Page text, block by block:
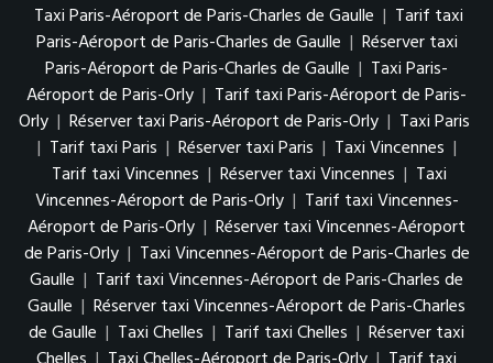
Taxi Paris-Aéroport de Paris-Charles de Gaulle | Tarif taxi
Paris-Aéroport de Paris-Charles de Gaulle | Réserver taxi
Paris-Aéroport de Paris-Charles de Gaulle | Taxi Paris-
Aéroport de Paris-Orly | Tarif taxi Paris-Aéroport de Paris-
Orly | Réserver taxi Paris-Aéroport de Paris-Orly | Taxi Paris
| Tarif taxi Paris | Réserver taxi Paris | Taxi Vincennes |
Tarif taxi Vincennes | Réserver taxi Vincennes | Taxi
Vincennes-Aéroport de Paris-Orly | Tarif taxi Vincennes-
Aéroport de Paris-Orly | Réserver taxi Vincennes-Aéroport
de Paris-Orly | Taxi Vincennes-Aéroport de Paris-Charles de
Gaulle | Tarif taxi Vincennes-Aéroport de Paris-Charles de
Gaulle | Réserver taxi Vincennes-Aéroport de Paris-Charles
de Gaulle | Taxi Chelles | Tarif taxi Chelles | Réserver taxi